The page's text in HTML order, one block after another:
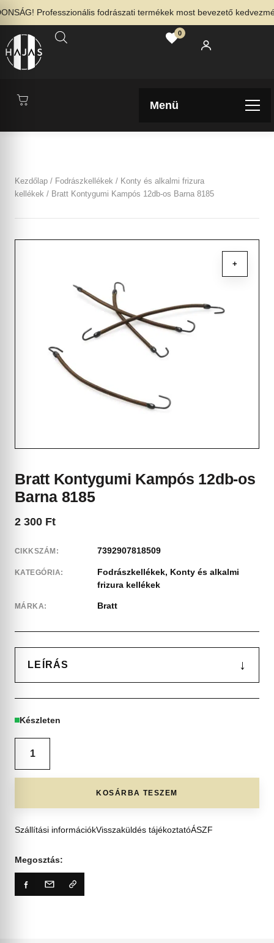
Professzionális fodrászati termékek most bevezető
0
Menü
Kezdőlap / Fodrászkellékek / Konty és alkalmi frizura
kellékek / Bratt Kontygumi Kampós 12db-os Barna 8185
+
Bratt Kontygumi Kampós 12db-os
Barna 8185
2 300 Ft
CIKKSZÁM: 7392907818509
KATEGÓRIA: Fodrászkellékek, Konty és alkalmi
frizura kellékek
MÁRKA: Bratt
LEÍRÁS ↓
Készleten
KOSÁRBA TESZEM
Szállítási információkVisszaküldés tájékoztatóÁSZF
Megosztás: